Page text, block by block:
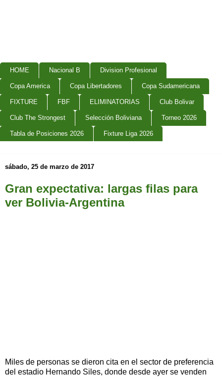
HOME Nacional B Division Profesional
Copa America Copa Libertadores Copa Sudamericana
FIXTURE FBF ELIMINATORIAS Club Bolivar
Club The Strongest Selección Boliviana Torneo 2026
Tabla de Posiciones 2026 Fixture Liga 2026
sábado, 25 de marzo de 2017
Gran expectativa: largas filas para
ver Bolivia-Argentina
Miles de personas se dieron cita en el sector de preferencia
del estadio Hernando Siles, donde desde ayer se venden